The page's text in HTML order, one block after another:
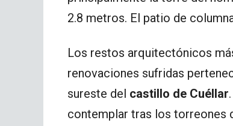
2.8 metros. El patio de
Los restos arquitectónicos
renovaciones sufridas
sureste del castillo de Cuéllar
contemplar tras los torreones